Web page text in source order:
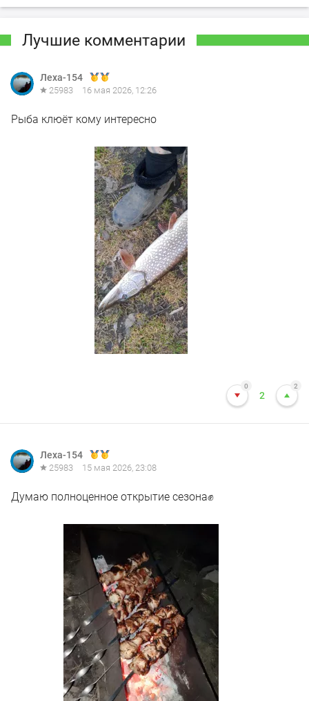
Лучшие комментарии
Леха-154
25983 16 мая 2026, 12:26
Рыба клюёт кому интересно
0
2
2
Леха-154
25983 15 мая 2026, 23:08
Думаю полноценное открытие сезона✊